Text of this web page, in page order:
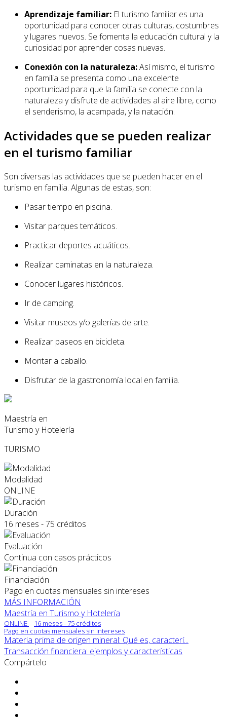
Aprendizaje familiar: El turismo familiar es una
oportunidad para conocer otras culturas, costumbres
y lugares nuevos. Se fomenta la educación cultural y la
curiosidad por aprender cosas nuevas.
Conexión con la naturaleza:Así mismo, el turismo
en familia se presenta como una excelente
oportunidad para que la familia se conecte con la
naturaleza y disfrute de actividades al aire libre, como
el senderismo, la acampada, y la natación.
Actividades que se pueden realizar
en el turismo familiar
Son diversas las actividades que se pueden hacer en el
turismo en familia. Algunas de estas, son:
Pasar tiempo en piscina.
Visitar parques temáticos.
Practicar deportes acuáticos.
Realizar caminatas en la naturaleza.
Conocer lugares históricos.
Ir de camping.
Visitar museos y/o galerías de arte.
Realizar paseos en bicicleta.
Montar a caballo.
Disfrutar de la gastronomía local en familia.
Maestría en
Turismo y Hotelería
TURISMO
Modalidad
ONLINE
Duración
16 meses - 75 créditos
Evaluación
Continua con casos prácticos
Financiación
Pago en cuotas mensuales sin intereses
MÁS INFORMACIÓN
Maestría en Turismo y Hotelería
ONLINE
16 meses - 75 créditos
Pago en cuotas mensuales sin intereses
Materia prima de origen mineral: Qué es, caracterí...
Transacción financiera: ejemplos y características
Compártelo